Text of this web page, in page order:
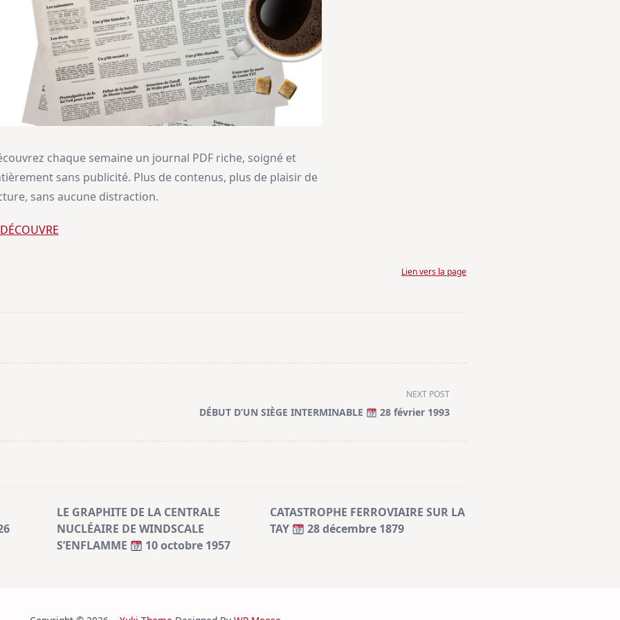
chaque semaine un journal PDF riche, soigné et
sans publicité. Plus de contenus, plus de plaisir de
sans aucune distraction.
DÉCOUVRE
Lien vers la page
NEXT POST
DÉBUT D’UN SIÈGE INTERMINABLE 28 février 1993
LE GRAPHITE DE LA CENTRALE
NUCLÉAIRE DE WINDSCALE
S’ENFLAMME
10 octobre 1957
CATASTROPHE FERROVIAIRE SUR LA
TAY
28 décembre 1879